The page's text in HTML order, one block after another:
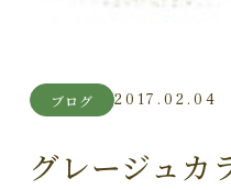
ブログ 2017.02.04
グレージュ